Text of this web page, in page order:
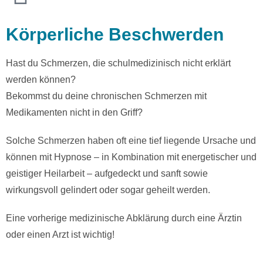
Körperliche Beschwerden
Hast du Schmerzen, die schulmedizinisch nicht erklärt
werden können?
Bekommst du deine chronischen Schmerzen mit
Medikamenten nicht in den Griff?
Solche Schmerzen haben oft eine tief liegende Ursache und
können mit Hypnose – in Kombination mit energetischer und
geistiger Heilarbeit – aufgedeckt und sanft sowie
wirkungsvoll gelindert oder sogar geheilt werden.
Eine vorherige medizinische Abklärung durch eine Ärztin
oder einen Arzt ist wichtig!